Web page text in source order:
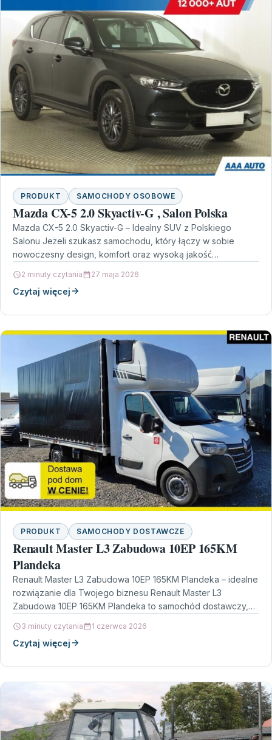
PRODUKT SAMOCHODY OSOBOWE
Mazda CX-5 2.0 Skyactiv-G , Salon Polska
Mazda CX-5 2.0 Skyactiv-G – Idealny SUV z Polskiego
Salonu Jeżeli szukasz samochodu, który łączy w sobie
nowoczesny design, komfort oraz wysoką jakość
2 minuty czytania 27 maja 2026
Czytaj więcej
PRODUKT SAMOCHODY DOSTAWCZE
Renault Master L3 Zabudowa 10EP 165KM
Plandeka
Renault Master L3 Zabudowa 10EP 165KM Plandeka – idealne
rozwiązanie dla Twojego biznesu Renault Master L3
Zabudowa 10EP 165KM Plandeka to samochód dostawczy,
3 minuty czytania 1 czerwca 2026
Czytaj więcej